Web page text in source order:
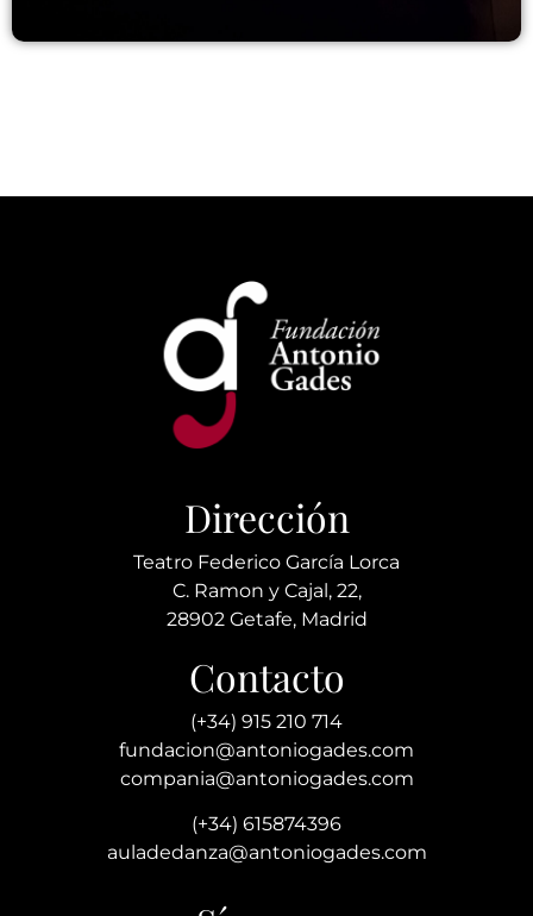
Dirección
Teatro Federico García Lorca
C. Ramon y Cajal, 22,
28902 Getafe, Madrid
Contacto
(+34) 915 210 714
fundacion@antoniogades.com
compania@antoniogades.com
(+34) 615874396
auladedanza@antoniogades.com